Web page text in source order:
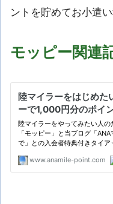
ントを貯めてお小遣
モッピー関連